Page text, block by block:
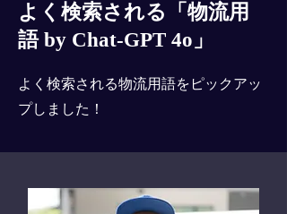
よく検索される「物流用
語 by Chat-GPT 4o」
よく検索される物流用語をピックアッ
プしました！